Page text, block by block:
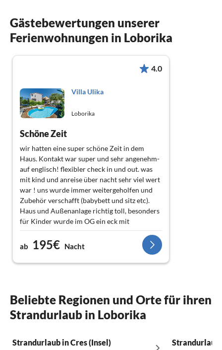
Gästebewertungen unserer
Ferienwohnungen in Loborika
4.0
Villa Ulika
Loborika
Schöne Zeit
wir hatten eine super schöne Zeit in dem
Haus. Kontakt war super und sehr angenehm-
auf englisch! flexibler check in und out. was
mit kind und anreise über nacht sehr viel wert
war ! uns wurde immer weitergeholfen und
Zubehör verschafft (babybett und sitz etc).
Haus und Außenanlage richtig toll, besonders
für Kinder wurde im OG ein eck mit
Spielsachen aufgestellt. Da es etwas
außerhalb war, konnte man aber trotzdem in
ca 20min mit auto überall hinkommen, wo wir
wollten. Gegend war weitgehend ruhig. Im Ort
emma Laden. Uns hat es an nichts gefehlt. Wir
kommen wieder :)
ab 195€ Nacht
Beliebte Regionen und Orte für ihren
Strandurlaub in Loborika
Strandurlaub in Cres (Insel) Strandurlaub